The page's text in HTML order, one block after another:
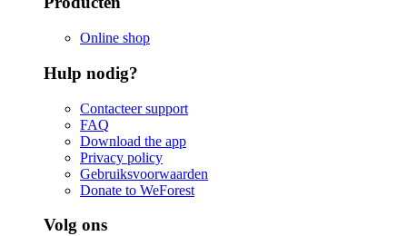
Online shop
Hulp nodig?
Contacteer support
FAQ
Download the app
Privacy policy
Gebruiksvoorwaarden
Donate to WeForest
Volg ons